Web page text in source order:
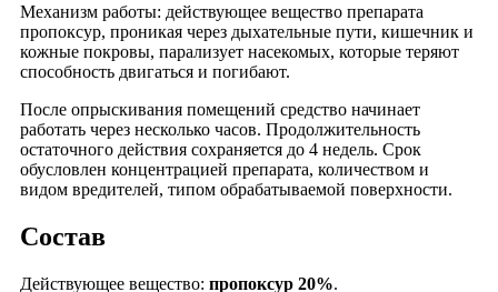
Механизм работы: действующее вещество препарата
пропоксур, проникая через дыхательные пути, кишечник и
кожные покровы, парализует насекомых, которые теряют
способность двигаться и погибают.
После опрыскивания помещений средство начинает
работать через несколько часов. Продолжительность
остаточного действия сохраняется до 4 недель. Срок
обусловлен концентрацией препарата, количеством и
видом вредителей, типом обрабатываемой поверхности.
Состав
Действующее вещество: пропоксур 20%.